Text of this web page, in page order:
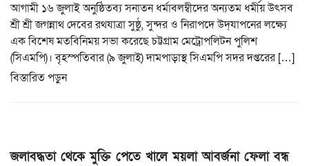
আগামী ১৬ জুলাই অনুষ্ঠিতব্য সনাতন ধর্মাবলম্বীদের অন্যতম ধর্মীয় উৎসব
শ্রী শ্রী জগন্নাথ দেবের রথযাত্রা সুষ্ঠু, সুন্দর ও নিরাপদে উদ্‌যাপনের লক্ষ্যে
এক বিশেষ মতবিনিময় সভা করেছে চট্টগ্রাম মেট্রোপলিটন পুলিশ
(সিএমপি)। বৃহস্পতিবার (৯ জুলাই) দামপাড়াস্থ সিএমপি সদর দপ্তরের […]
বিস্তারিত পড়ুন
জলাবদ্ধতা থেকে মুক্তি পেতে খালে ময়লা আবর্জনা ফেলা বন্ধ